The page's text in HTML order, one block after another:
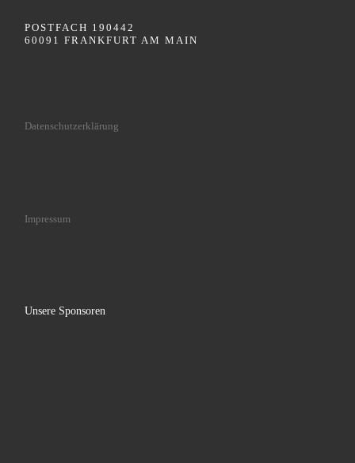
POSTFACH 190442
60091 FRANKFURT AM MAIN
Datenschutzerklärung
Impressum
Unsere Sponsoren